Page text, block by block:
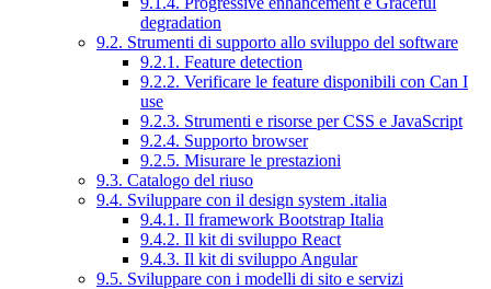
degradation
9.2. Strumenti di supporto allo sviluppo del software
9.2.1. Feature detection
9.2.2. Verificare le feature disponibili con Can I
use
9.2.3. Strumenti e risorse per CSS e JavaScript
9.2.4. Supporto browser
9.2.5. Misurare le prestazioni
9.3. Catalogo del riuso
9.4. Sviluppare con il design system .italia
9.4.1. Il framework Bootstrap Italia
9.4.2. Il kit di sviluppo React
9.4.3. Il kit di sviluppo Angular
9.5. Sviluppare con i modelli di sito e servizi